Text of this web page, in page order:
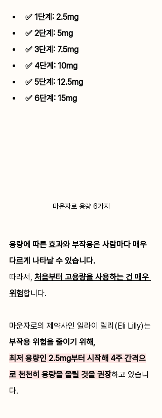
✅ 1단계: 2.5mg
✅ 2단계: 5mg
✅ 3단계: 7.5mg
✅ 4단계: 10mg
✅ 5단계: 12.5mg
✅ 6단계: 15mg
마운자로 용량 6가지
용량에 따른 효과와 부작용은 사람마다 매우
다르게 나타날 수 있습니다.
따라서, 처음부터 고용량을 사용하는 건 매우
위험합니다.
마운자로의 제약사인 일라이 릴리(Eli Lilly)는
부작용 위험을 줄이기 위해,
최저 용량인 2.5mg부터 시작해 4주 간격으
로 천천히 용량을 올릴 것을 권장하고 있습니
다.